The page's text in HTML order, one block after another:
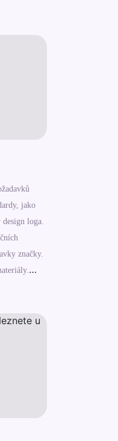
jako
loga.
značky.
postará o
vyrobená z